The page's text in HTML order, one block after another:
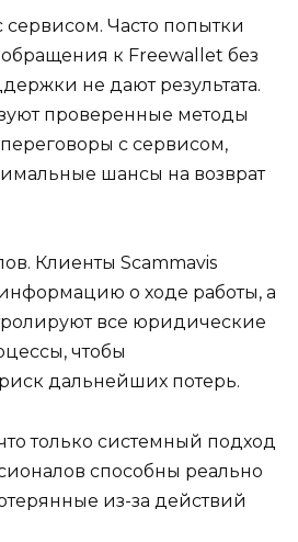
Часто попытки
обращения к Freewallet без
не дают результата.
проверенные методы
с сервисом,
шансы на возврат
Клиенты Scammavis
о ходе работы, а
все юридические
чтобы
дальнейших потерь.
только системный подход
способны реально
из-за действий